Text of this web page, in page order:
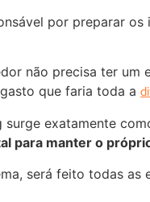
por preparar
não precisa ter um
que faria toda a
surge exatamente
para manter o
será feito todas